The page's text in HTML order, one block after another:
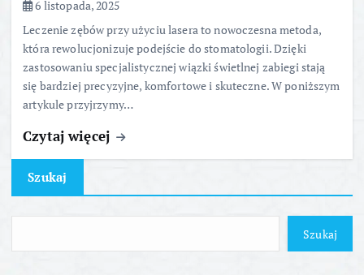
6 listopada, 2025
Leczenie zębów przy użyciu lasera to nowoczesna metoda,
która rewolucjonizuje podejście do stomatologii. Dzięki
zastosowaniu specjalistycznej wiązki świetlnej zabiegi stają
się bardziej precyzyjne, komfortowe i skuteczne. W poniższym
artykule przyjrzymy…
Czytaj więcej
Szukaj
Szukaj